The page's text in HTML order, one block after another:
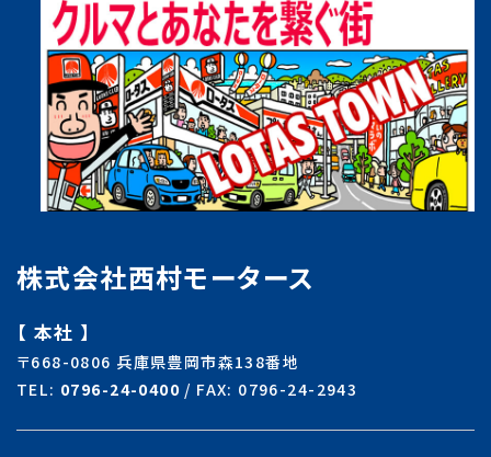
株式会社西村モータース
【 本社 】
〒668-0806 兵庫県豊岡市森138番地
TEL: 0796-24-0400 / FAX: 0796-24-2943